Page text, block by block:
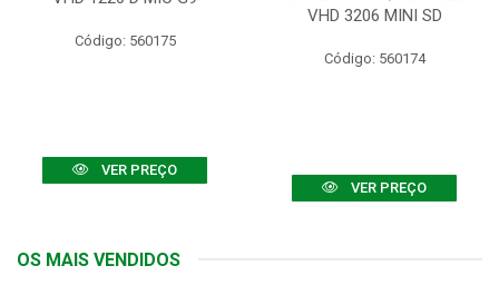
Código: 560175
VER PREÇO
VHD 3206 MINI SD
Código: 560174
VER PREÇO
OS MAIS VENDIDOS